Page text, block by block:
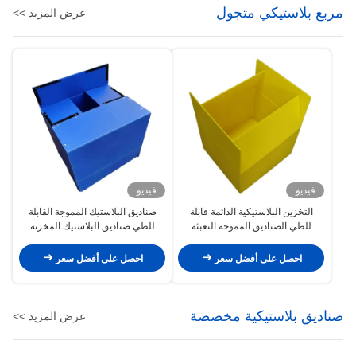
مربع بلاستيكي متجول عرض المزيد >>
فيديو
التخزين البلاستيكية الدائمة قابلة
للطي الصناديق المموجة التعبئة
احصل على أفضل سعر
فيديو
صناديق البلاستيك المموجة القابلة
للطي صناديق البلاستيك المخزنة
احصل على أفضل سعر
صناديق بلاستيكية مخصصة عرض المزيد >>